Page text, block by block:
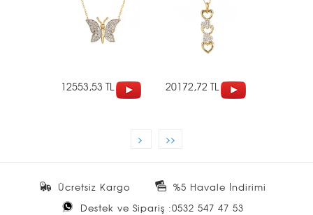
12553,53 TL 20172,72 TL
> >>
Ücretsiz Kargo
%5 Havale İndirimi
Destek ve Sipariş :0532 547 47 53